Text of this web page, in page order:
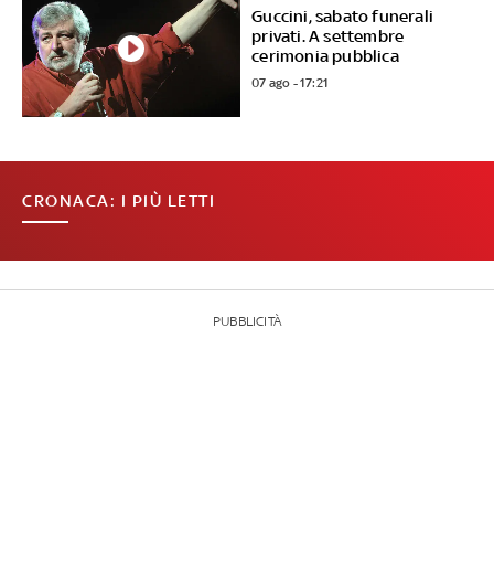
Guccini, sabato funerali
privati. A settembre
cerimonia pubblica
07 ago - 17:21
CRONACA: I PIÙ LETTI
PUBBLICITÀ